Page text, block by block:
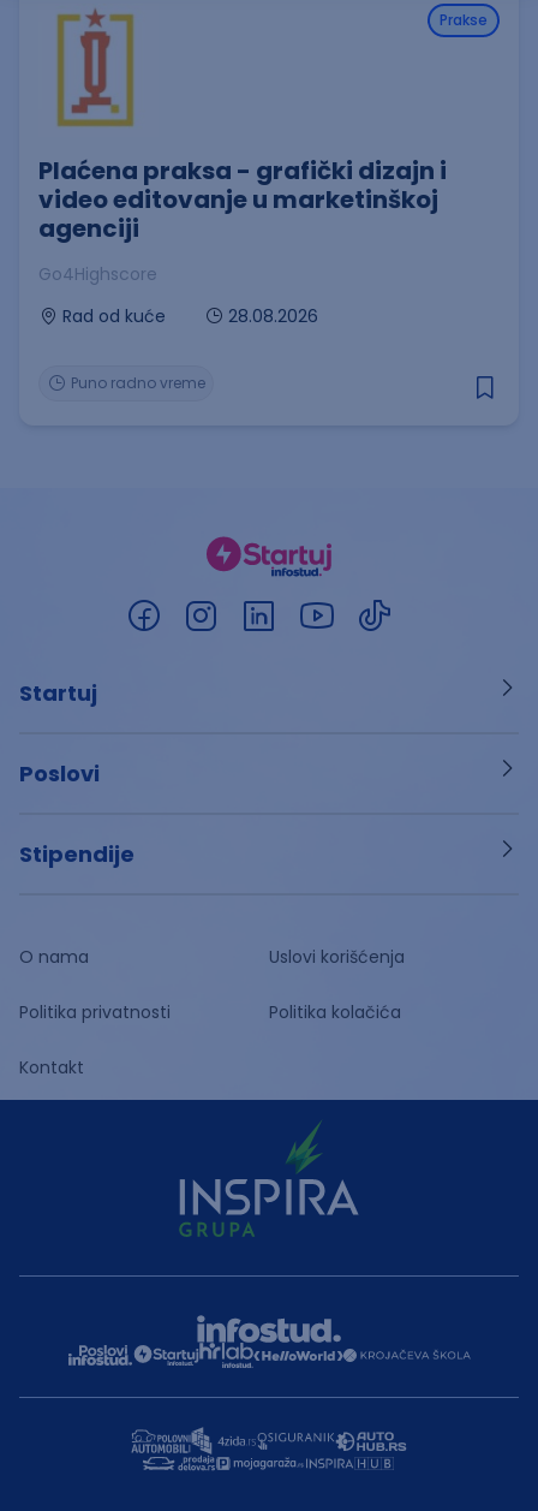
Prakse
Plaćena praksa - grafički dizajn i
video editovanje u marketinškoj
agenciji
Go4Highscore
Rad od kuće
28.08.2026
Puno radno vreme
Startuj
Poslovi
Stipendije
O nama Uslovi korišćenja
Politika privatnosti Politika kolačića
Kontakt